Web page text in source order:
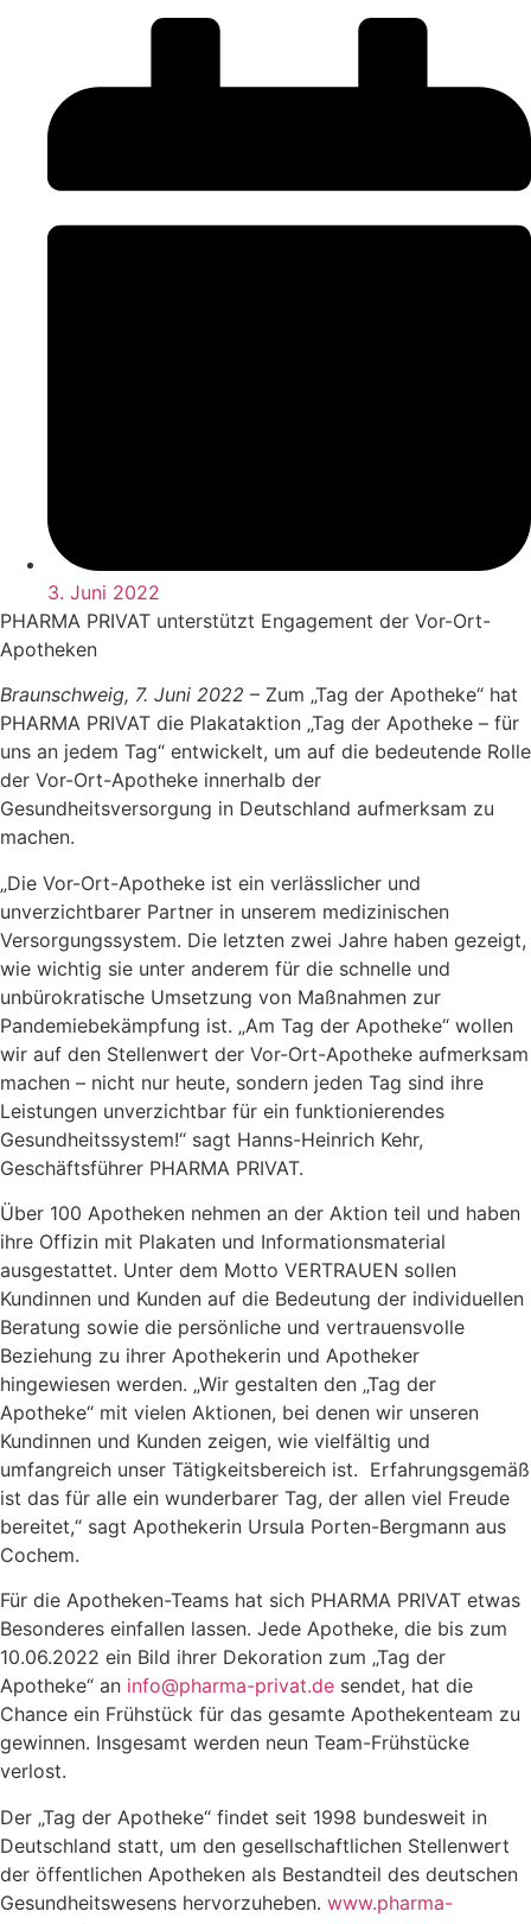
3. Juni 2022
PHARMA PRIVAT unterstützt Engagement der Vor-Ort-
Apotheken
Braunschweig, 7. Juni 2022 – Zum „Tag der Apotheke“ hat
PHARMA PRIVAT die Plakataktion „Tag der Apotheke – für
uns an jedem Tag“ entwickelt, um auf die bedeutende Rolle
der Vor-Ort-Apotheke innerhalb der
Gesundheitsversorgung in Deutschland aufmerksam zu
machen.
„Die Vor-Ort-Apotheke ist ein verlässlicher und
unverzichtbarer Partner in unserem medizinischen
Versorgungssystem. Die letzten zwei Jahre haben gezeigt,
wie wichtig sie unter anderem für die schnelle und
unbürokratische Umsetzung von Maßnahmen zur
Pandemiebekämpfung ist. „Am Tag der Apotheke“ wollen
wir auf den Stellenwert der Vor-Ort-Apotheke aufmerksam
machen – nicht nur heute, sondern jeden Tag sind ihre
Leistungen unverzichtbar für ein funktionierendes
Gesundheitssystem!“ sagt Hanns-Heinrich Kehr,
Geschäftsführer PHARMA PRIVAT.
Über 100 Apotheken nehmen an der Aktion teil und haben
ihre Offizin mit Plakaten und Informationsmaterial
ausgestattet. Unter dem Motto VERTRAUEN sollen
Kundinnen und Kunden auf die Bedeutung der individuellen
Beratung sowie die persönliche und vertrauensvolle
Beziehung zu ihrer Apothekerin und Apotheker
hingewiesen werden. „Wir gestalten den „Tag der
Apotheke“ mit vielen Aktionen, bei denen wir unseren
Kundinnen und Kunden zeigen, wie vielfältig und
umfangreich unser Tätigkeitsbereich ist. Erfahrungsgemäß
ist das für alle ein wunderbarer Tag, der allen viel Freude
bereitet,“ sagt Apothekerin Ursula Porten-Bergmann aus
Cochem.
Für die Apotheken-Teams hat sich PHARMA PRIVAT etwas
Besonderes einfallen lassen. Jede Apotheke, die bis zum
10.06.2022 ein Bild ihrer Dekoration zum „Tag der
Apotheke“ an info@pharma-privat.de sendet, hat die
Chance ein Frühstück für das gesamte Apothekenteam zu
gewinnen. Insgesamt werden neun Team-Frühstücke
verlost.
Der „Tag der Apotheke“ findet seit 1998 bundesweit in
Deutschland statt, um den gesellschaftlichen Stellenwert
der öffentlichen Apotheken als Bestandteil des deutschen
Gesundheitswesens hervorzuheben. www.pharma-